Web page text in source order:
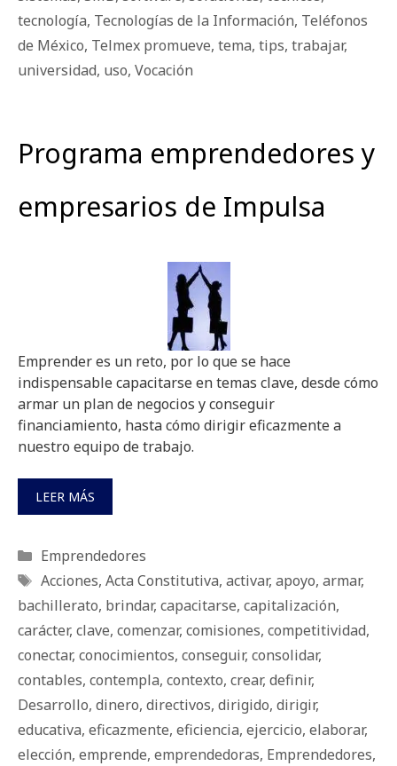
tecnología, Tecnologías de la Información, Teléfonos
de México, Telmex promueve, tema, tips, trabajar,
universidad, uso, Vocación
Programa emprendedores y
empresarios de Impulsa
Emprender es un reto, por lo que se hace
indispensable capacitarse en temas clave, desde cómo
armar un plan de negocios y conseguir
financiamiento, hasta cómo dirigir eficazmente a
nuestro equipo de trabajo.
LEER MÁS
Categorías
Emprendedores
Etiquetas
Acciones, Acta Constitutiva, activar, apoyo, armar,
bachillerato, brindar, capacitarse, capitalización,
carácter, clave, comenzar, comisiones, competitividad,
conectar, conocimientos, conseguir, consolidar,
contables, contempla, contexto, crear, definir,
Desarrollo, dinero, directivos, dirigido, dirigir,
educativa, eficazmente, eficiencia, ejercicio, elaborar,
elección, emprende, emprendedoras, Emprendedores,